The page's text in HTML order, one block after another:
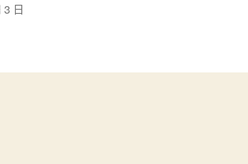
3 日